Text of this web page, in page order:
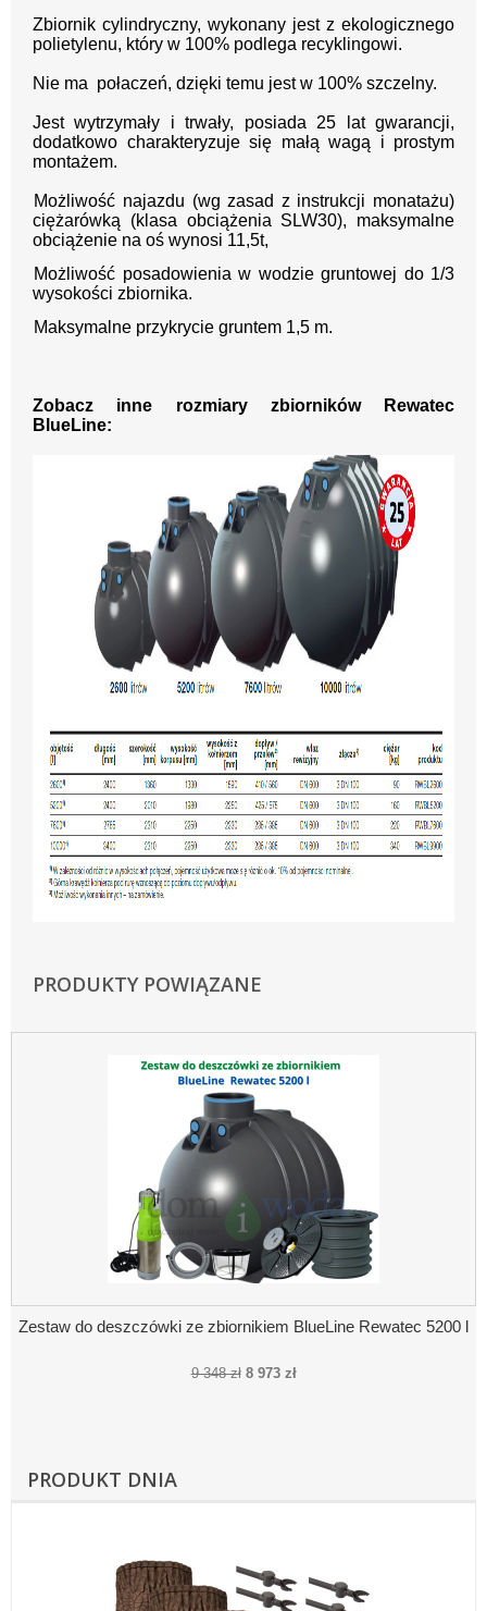
Zbiornik cylindryczny, wykonany jest z ekologicznego
polietylenu, który w 100% podlega recyklingowi.
Nie ma połaczeń, dzięki temu jest w 100% szczelny.
Jest wytrzymały i trwały, posiada 25 lat gwarancji,
dodatkowo charakteryzuje się małą wagą i prostym
montażem.
Możliwość najazdu (wg zasad z instrukcji monatażu)
ciężarówką (klasa obciążenia SLW30), maksymalne
obciążenie na oś wynosi 11,5t,
Możliwość posadowienia w wodzie gruntowej do 1/3
wysokości zbiornika.
Maksymalne przykrycie gruntem 1,5 m.
Zobacz inne rozmiary zbiorników Rewatec
BlueLine:
PRODUKTY POWIĄZANE
Zestaw do deszczówki ze zbiornikiem BlueLine Rewatec 5200 l
9 348 zł 8 973 zł
PRODUKT DNIA